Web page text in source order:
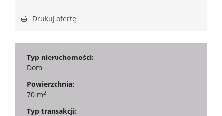
Drukuj ofertę
Typ nieruchomości:
Dom
Powierzchnia:
70 m2
Typ transakcji: